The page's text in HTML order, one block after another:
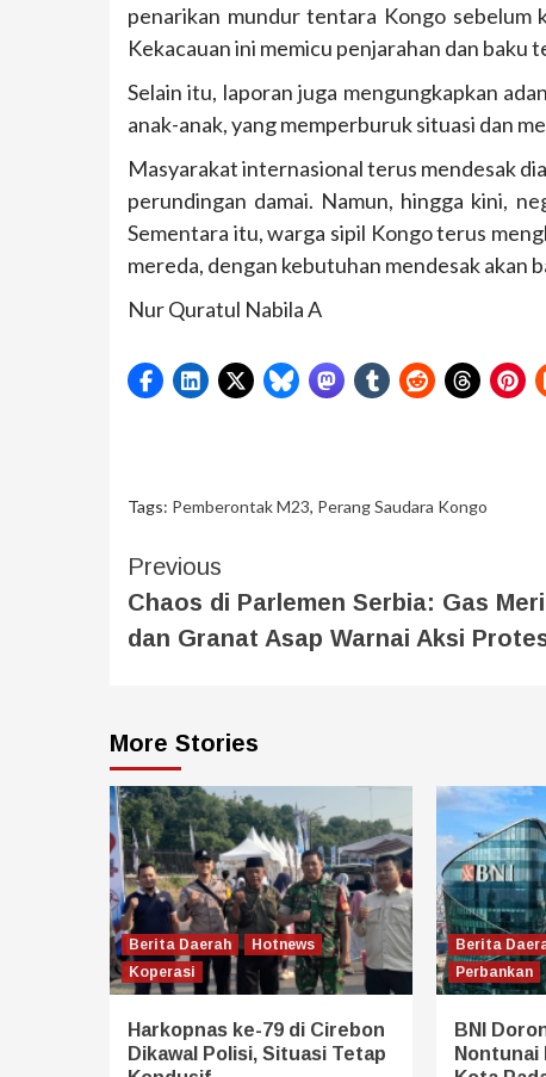
penarikan mundur tentara Kongo
Kekacauan ini memicu penjarahan dan baku
Selain itu, laporan juga mengungkapkan
anak-anak, yang memperburuk situasi dan
Masyarakat internasional terus mendesak
perundingan damai. Namun, hingga kini,
Sementara itu, warga sipil Kongo terus
mereda, dengan kebutuhan mendesak akan
Nur Quratul Nabila A
Tags: Pemberontak M23, Perang Saudara Kongo
Previous
Chaos di Parlemen Serbia: Gas
dan Granat Asap Warnai Aksi
More Stories
Berita Daerah
Hotnews
Koperasi
Harkopnas ke-79 di Cirebon
Dikawal Polisi, Situasi Tetap
Berita
Perbankan
BNI
Nontunai